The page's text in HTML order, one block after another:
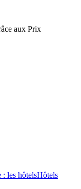
aux Prix
: les hôtelsHôtels